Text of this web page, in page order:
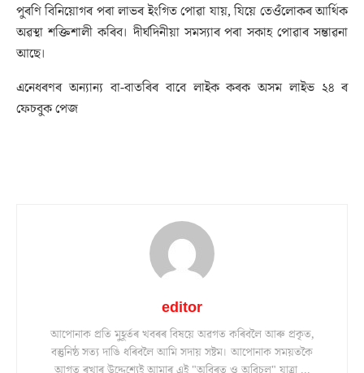
পুৰণি বিনিয়োগৰ পৰা লাভৰ ইংগিত পোৱা যায়, যিয়ে তেওঁলোকৰ আৰ্থিক
অৱস্থা শক্তিশালী কৰিব। দীৰ্ঘদিনীয়া সমস্যাৰ পৰা সকাহ পোৱাৰ সম্ভাৱনা
আছে।
এনেধৰণৰ অন্যান্য বা-বাতৰিৰ বাবে লাইক কৰক অসম লাইভ ২৪ ৰ
ফেচবুক পেজ
editor
আপোনাক প্ৰতি মুহূৰ্তৰ খবৰৰ বিষয়ে অৱগত কৰিবলৈ আৰু প্ৰকৃত,
বস্তুনিষ্ঠ সত্য দাঙি ধৰিবলৈ আমি সদায় সষ্টম। আপোনাক সময়তকৈ